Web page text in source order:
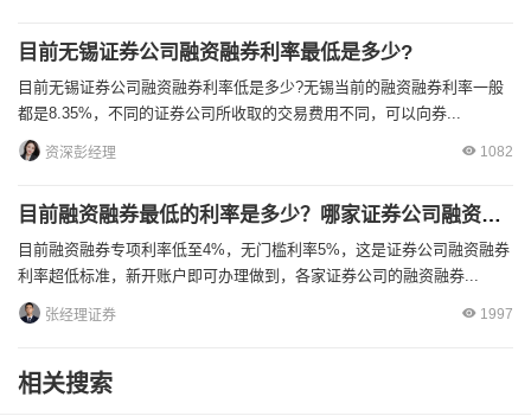
目前无锡证券公司融资融券利率最低是多少?
目前无锡证券公司融资融券利率低是多少?无锡当前的融资融券利率一般
都是8.35%，不同的证券公司所收取的交易费用不同，可以向券...
资深彭经理 1082
目前融资融券最低的利率是多少？哪家证券公司融资融券利率最低？
目前融资融券专项利率低至4%，无门槛利率5%，这是证券公司融资融券
利率超低标准，新开账户即可办理做到，各家证券公司的融资融券...
张经理证券 1997
相关搜索